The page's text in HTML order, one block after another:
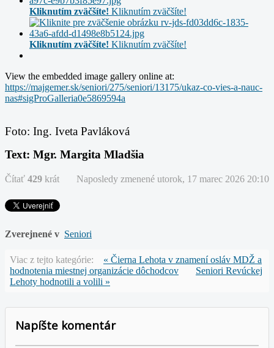
Kliknutím zväčšíte! Kliknutím zväčšíte!
Kliknutím zväčšíte! Kliknutím zväčšíte!
View the embedded image gallery online at:
https://majgemer.sk/seniori/275/seniori/13175/ukaz-co-vies-a-nauc-
nas#sigProGalleria0e5869594a
Foto: Ing. Iveta Pavláková
Text: Mgr. Margita Mladšia
Čítať 429 krát Naposledy zmenené utorok, 17 marec 2026 20:10
Zverejnené v Seniori
Viac z tejto kategórie:
« Čierna Lehota v znamení osláv MDŽ a
hodnotenia miestnej organizácie dôchodcov
Seniori Revúckej
Lehoty hodnotili a volili »
Napíšte komentár